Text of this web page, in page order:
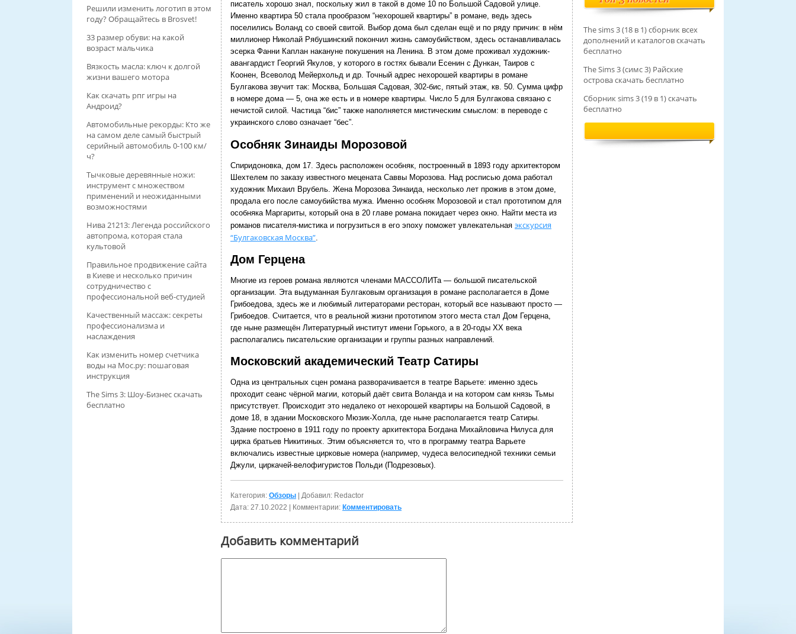
писатель хорошо знал, поскольку жил в такой в доме 10 по Большой Садовой улице.
Именно квартира 50 стала прообразом “нехорошей квартиры” в романе, ведь здесь
поселились Воланд со своей свитой. Выбор дома был сделан ещё и по ряду причин: в нём
миллионер Николай Рябушинский покончил жизнь самоубийством, здесь останавливалась
эсерка Фанни Каплан накануне покушения на Ленина. В этом доме проживал художник-
авангардист Георгий Якулов, у которого в гостях бывали Есенин с Дункан, Таиров с
Коонен, Всеволод Мейерхольд и др. Точный адрес нехорошей квартиры в романе
Булгакова звучит так: Москва, Большая Садовая, 302-бис, пятый этаж, кв. 50. Сумма цифр
в номере дома — 5, она же есть и в номере квартиры. Число 5 для Булгакова связано с
нечистой силой. Частица “бис” также наполняется мистическим смыслом: в переводе с
украинского слово означает “бес”.
Особняк Зинаиды Морозовой
Спиридоновка, дом 17. Здесь расположен особняк, построенный в 1893 году архитектором
Шехтелем по заказу известного мецената Саввы Морозова. Над росписью дома работал
художник Михаил Врубель. Жена Морозова Зинаида, несколько лет прожив в этом доме,
продала его после самоубийства мужа. Именно особняк Морозовой и стал прототипом для
особняка Маргариты, который она в 20 главе романа покидает через окно. Найти места из
романов писателя-мистика и погрузиться в его эпоху поможет увлекательная экскурсия
“Булгаковская Москва”
Дом Герцена
Многие из героев романа являются членами МАССОЛИТа — большой писательской
организации. Эта выдуманная Булгаковым организация в романе располагается в Доме
Грибоедова, здесь же и любимый литераторами ресторан, который все называют просто —
Грибоедов. Считается, что в реальной жизни прототипом этого места стал Дом Герцена,
где ныне размещён Литературный институт имени Горького, а в 20-годы ХХ века
располагались писательские организации и группы разных направлений.
Московский академический Театр Сатиры
Одна из центральных сцен романа разворачивается в театре Варьете: именно здесь
проходит сеанс чёрной магии, который даёт свита Воланда и на котором сам князь Тьмы
присутствует. Происходит это недалеко от нехорошей квартиры на Большой Садовой, в
доме 18, в здании Московского Мюзик-Холла, где ныне располагается театр Сатиры.
Здание построено в 1911 году по проекту архитектора Богдана Михайловича Нилуса для
цирка братьев Никитиных. Этим объясняется то, что в программу театра Варьете
включались известные цирковые номера (например, чудеса велосипедной техники семьи
Джули, циркачей-велофигуристов Польди (Подрезовых).
Категория: Обзоры | Добавил: Redactor
Дата: 27.10.2022 | Комментарии: Комментировать
Добавить комментарий
Решили изменить логотип в этом
году? Обращайтесь в Brosvet!
33 размер обуви: на какой
возраст мальчика
Вязкость масла: ключ к долгой
жизни вашего мотора
Как скачать рпг игры на
Андроид?
Автомобильные рекорды: Кто же
на самом деле самый быстрый
серийный автомобиль 0-100 км/
ч?
Тычковые деревянные ножи:
инструмент с множеством
применений и неожиданными
возможностями
Нива 21213: Легенда российского
автопрома, которая стала
культовой
Правильное продвижение сайта
в Киеве и несколько причин
сотрудничество с
профессиональной веб-студией
Качественный массаж: секреты
профессионализма и
наслаждения
Как изменить номер счетчика
воды на Мос.ру: пошаговая
инструкция
The Sims 3: Шоу-Бизнес скачать
бесплатно
The sims 3 (18 в 1) сборник всех
дополнений и каталогов скачать
бесплатно
The Sims 3 (симс 3) Райские
острова скачать бесплатно
Сборник sims 3 (19 в 1) скачать
бесплатно